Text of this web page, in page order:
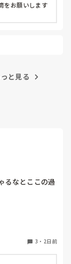
をお願いします
が、飲みやす
と見る
るなとここの過
た。
3 ・ 2日前